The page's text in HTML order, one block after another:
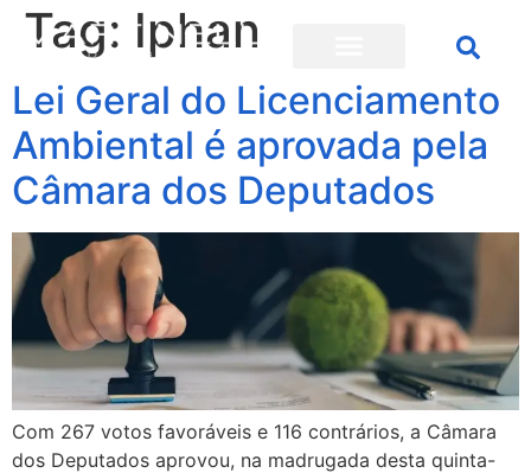
Tag: Iphan
Lei Geral do Licenciamento
Ambiental é aprovada pela
Câmara dos Deputados
Com 267 votos favoráveis e 116 contrários, a Câmara
dos Deputados aprovou, na madrugada desta quinta-